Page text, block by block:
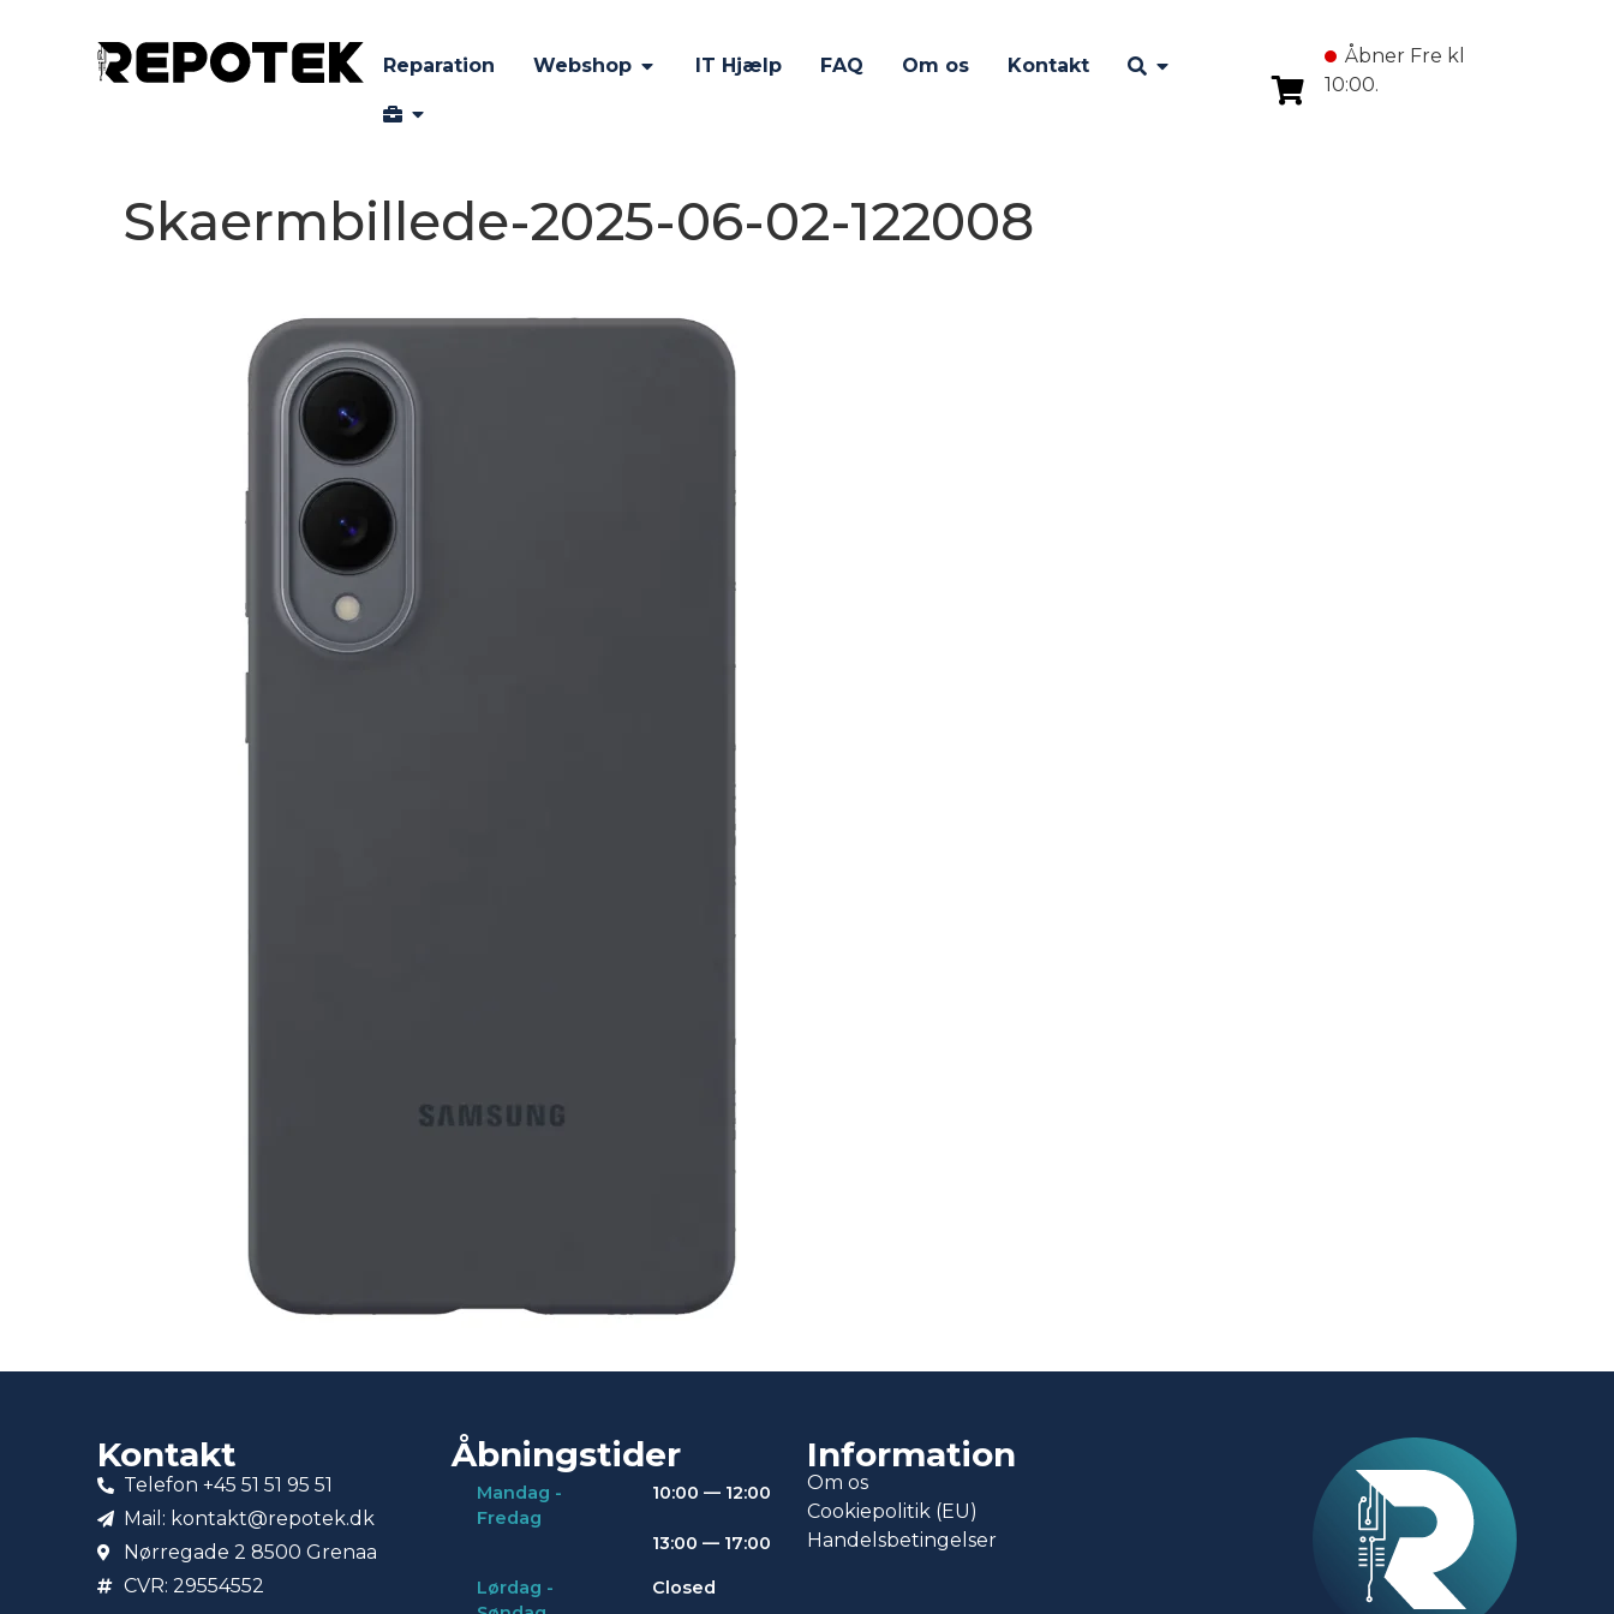
Reparation Webshop IT Hjælp FAQ Om os Kontakt
Åbner Fre kl
10:00.
Skaermbillede-2025-06-02-122008
Kontakt
Telefon +45 51 51 95 51
Mail: kontakt@repotek.dk
Nørregade 2 8500 Grenaa
CVR: 29554552
Åbningstider
Mandag -
Fredag
10:00 — 12:00
13:00 — 17:00
Lørdag -
Closed
Information
Om os
Cookiepolitik (EU)
Handelsbetingelser